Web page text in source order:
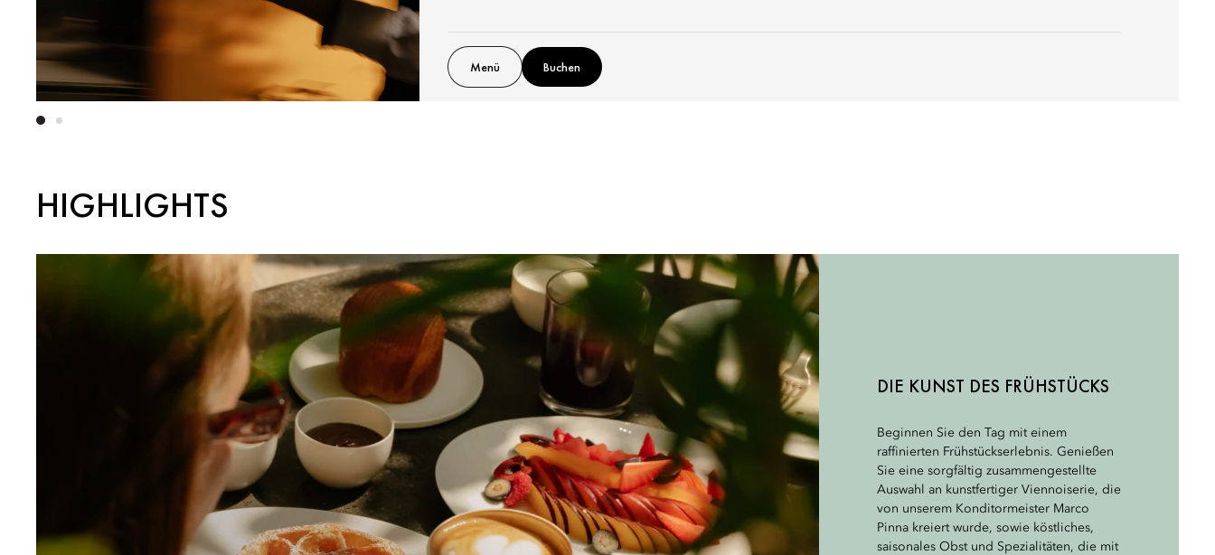
Menü Buchen
HIGHLIGHTS
DIE KUNST DES FRÜHSTÜCKS
Beginnen Sie den Tag mit einem
raffinierten Frühstückserlebnis. Genießen
Sie eine sorgfältig zusammengestellte
Auswahl an kunstfertiger Viennoiserie, die
von unserem Konditormeister Marco
Pinna kreiert wurde, sowie köstliches,
saisonales Obst und Spezialitäten, die mit
MAILÄNDER AROMEN
Unser Menü, das von dem mit 2 Michelin-
Sternen ausgezeichneten Küchenchef
Antonio Guida zusammengestellt wurde,
bietet eine Auswahl Mailänder Klassiker,
die die Vielfalt der lokalen Tradition aus
einer zeitgenössischen Perspektive heraus
zelebrieren. Jedes Gericht wird mit
DAS APERITIF-RITUAL
Von 18:00 bis 20:00 Uhr versammeln sich
Mailänder und internationale Reisende im
Mandarin Garden, um das nicht zu
versäumende Aperitif-Ritual zu
zelebrieren. Einzigartige Cocktails, die
von unseren talentierten Barkeepern
fachkundig kreiert werden, sowie zeitlose